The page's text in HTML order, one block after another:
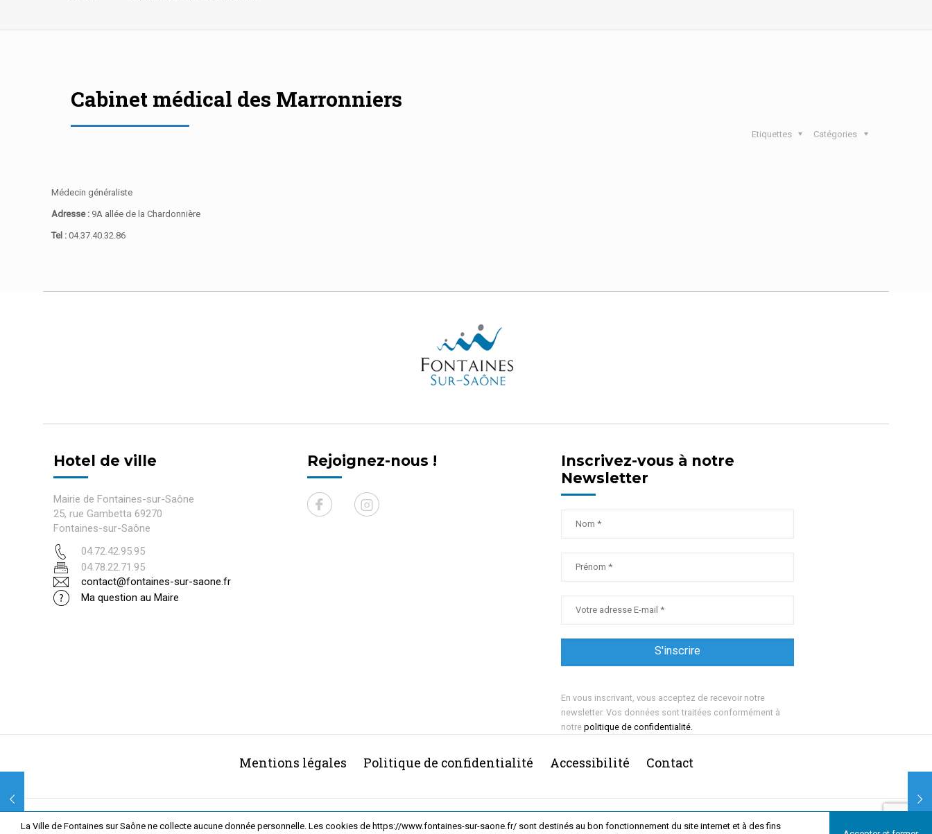
Cabinet médical des Marronniers
Catégories
Etiquettes
Médecin généraliste
Adresse : 9A allée de la Chardonnière
Tel : 04.37.40.32.86
La Ville de Fontaines sur Saône ne collecte aucune donnée personnelle. Les cookies de https://www.fontaines-sur-saone.fr/ sont destinés au bon fonctionnement du site internet et à des fins
Hotel de ville
Mairie de Fontaines-sur-Saône
25, rue Gambetta 69270
Fontaines-sur-Saône
04.72.42.95.95
04.78.22.71.95
contact@fontaines-sur-saone.fr
Ma question au Maire
Rejoignez-nous !
Inscrivez-vous à notre
Newsletter
En vous inscrivant, vous acceptez de recevoir notre
newsletter. Vos données sont traitées conformément à
notre politique de confidentialité.
Mentions légales Politique de confidentialité Accessibilité Contact
2026 Ville de Fontaines-sur-Saône